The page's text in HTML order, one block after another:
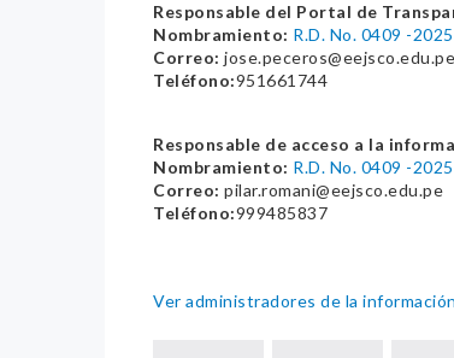
Responsable del Portal de
Nombramiento: R.D. No. 0409 -
Correo: jose.peceros@eejsco.edu.pe
Teléfono:951661744
Responsable de acceso a la
Nombramiento: R.D. No. 0409 -
Correo: pilar.romani@eejsco.edu.pe
Teléfono:999485837
Ver administradores de la información